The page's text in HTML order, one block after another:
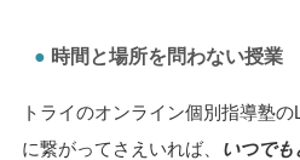
時間と場所を問わない授業
トライのオンライン個別指導塾
に繋がってさえいれば、
いつで